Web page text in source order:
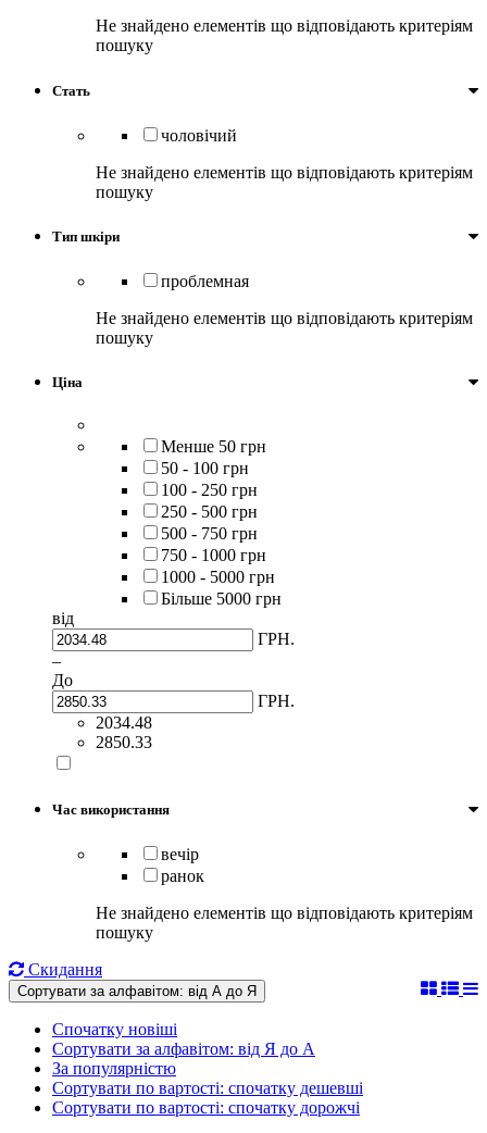
Не знайдено елементів що відповідають критеріям
пошуку
Стать
чоловічий
Не знайдено елементів що відповідають критеріям
пошуку
Тип шкіри
проблемная
Не знайдено елементів що відповідають критеріям
пошуку
Ціна
Менше 50 грн
50 - 100 грн
100 - 250 грн
250 - 500 грн
500 - 750 грн
750 - 1000 грн
1000 - 5000 грн
Більше 5000 грн
від
ГРН.
–
До
ГРН.
2034.48
2850.33
Час використання
вечір
ранок
Не знайдено елементів що відповідають критеріям
пошуку
Скидання
Сортувати за алфавітом: від А до Я
Спочатку новіші
Сортувати за алфавітом: від Я до А
За популярністю
Сортувати по вартості: спочатку дешевші
Сортувати по вартості: спочатку дорожчі